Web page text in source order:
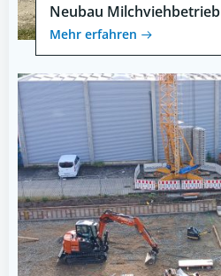
Neubau Milchviehbetrieb
Mehr erfahren